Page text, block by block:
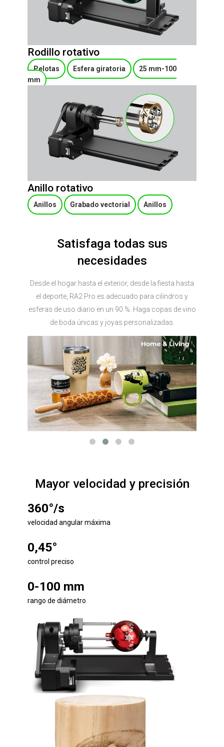
Rodillo rotativo
Pelotas Esfera giratoria
25 mm-100
mm
Anillo rotativo
Anillos Grabado vectorial Anillos
Satisfaga todas sus
necesidades
Desde el hogar hasta el exterior, desde la fiesta hasta
el deporte, RA2 Pro es adecuado para cilindros y
esferas de uso diario en un 90 %. Haga copas de vino
de boda únicas y joyas personalizadas.
Mayor velocidad y precisión
360°/s
velocidad angular máxima
0,45°
control preciso
0-100 mm
rango de diámetro